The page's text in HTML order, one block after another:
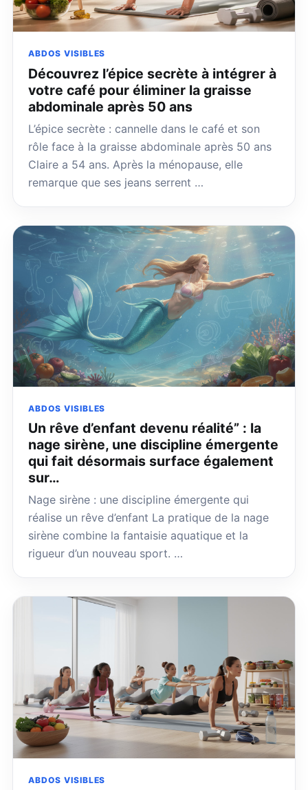
ABDOS VISIBLES
Découvrez l’épice secrète à intégrer à
votre café pour éliminer la graisse
abdominale après 50 ans
L’épice secrète : cannelle dans le café et son
rôle face à la graisse abdominale après 50 ans
Claire a 54 ans. Après la ménopause, elle
remarque que ses jeans serrent …
ABDOS VISIBLES
Un rêve d’enfant devenu réalité” : la
nage sirène, une discipline émergente
qui fait désormais surface également
sur…
Nage sirène : une discipline émergente qui
réalise un rêve d’enfant La pratique de la nage
sirène combine la fantaisie aquatique et la
rigueur d’un nouveau sport. …
ABDOS VISIBLES